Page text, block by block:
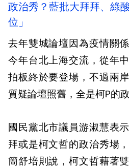
政治秀？藍批大拜拜、綠
位」
去年雙城論壇因為疫情關
今年台北上海交流，從年
拍板終於要登場，不過兩
質疑論壇照舊，全是柯P的政
國民黨北市議員游淑慧表
拜或是柯文哲的政治秀場
簡舒培則說，柯文哲藉著